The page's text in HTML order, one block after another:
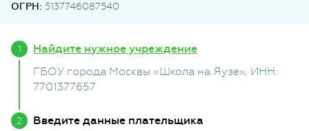
ОГРН: 5137746087540
Найдите нужное учреждение
ГБОУ города Москвы «Школа на Яузе», ИНН:
7701377657
Введите данные плательщика